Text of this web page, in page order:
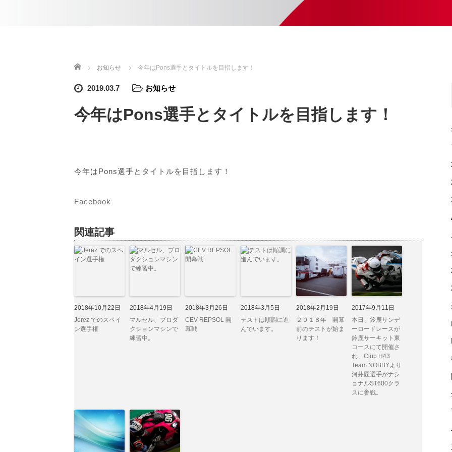
ホーム お知らせ 今年はPons選手とタイトルを目指します！
2019.03.7 お知らせ
今年はPons選手とタイトルを目指します！
今年はPons選手とタイトルを目指します！
Facebook
関連記事
2018年10月22日
Jerez でのスペイ
ン選手権
2018年4月19日
マルセル、プロダ
クションマシンで
練習中。
2018年3月26日
CEV REPSOL 開
幕戦
2018年3月5日
テストは順調に進
んでいます。
2018年2月19日
２０１８年 開幕
前のテストが始ま
ります！
2017年9月11日
本日、鈴鹿サンデ
ーロードレースが
鈴鹿サーキット東
コースにて開催さ
れ、Club H43
Team NOBBYより
河井匠選手がナシ
ョナルST600クラ
スに参戦。